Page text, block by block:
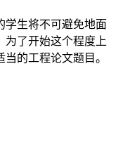
学生将不可避免地面
为了开始这个程度上
的工程论文题目。